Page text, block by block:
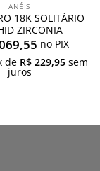
ANÉIS
18K SOLITÁRIO
ZIRCONIA
no PIX
de R$ 229,95 sem
juros